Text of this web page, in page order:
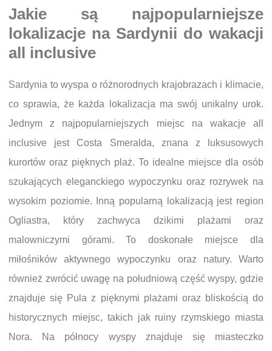
Jakie są najpopularniejsze
lokalizacje na Sardynii do wakacji
all inclusive
Sardynia to wyspa o różnorodnych krajobrazach i klimacie,
co sprawia, że każda lokalizacja ma swój unikalny urok.
Jednym z najpopularniejszych miejsc na wakacje all
inclusive jest Costa Smeralda, znana z luksusowych
kurortów oraz pięknych plaż. To idealne miejsce dla osób
szukających eleganckiego wypoczynku oraz rozrywek na
wysokim poziomie. Inną popularną lokalizacją jest region
Ogliastra, który zachwyca dzikimi plażami oraz
malowniczymi górami. To doskonałe miejsce dla
miłośników aktywnego wypoczynku oraz natury. Warto
również zwrócić uwagę na południową część wyspy, gdzie
znajduje się Pula z pięknymi plażami oraz bliskością do
historycznych miejsc, takich jak ruiny rzymskiego miasta
Nora. Na północy wyspy znajduje się miasteczko